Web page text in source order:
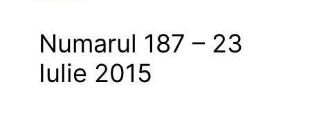
Numarul 187 – 23
Iulie 2015